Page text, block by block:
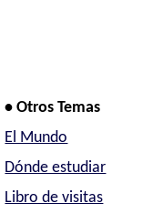
• Otros Temas
El Mundo
Dónde estudiar
Libro de visitas